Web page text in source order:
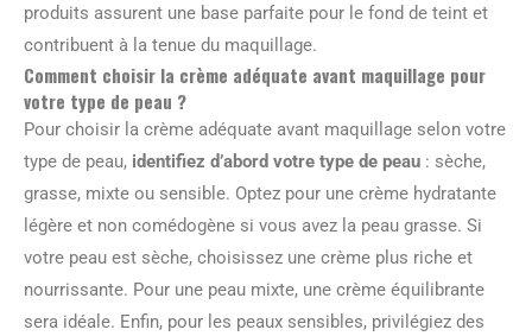
produits assurent une base parfaite pour le fond de teint et
contribuent à la tenue du maquillage.
Comment choisir la crème adéquate avant maquillage pour
votre type de peau ?
Pour choisir la crème adéquate avant maquillage selon votre
type de peau, identifiez d’abord votre type de peau : sèche,
grasse, mixte ou sensible. Optez pour une crème hydratante
légère et non comédogène si vous avez la peau grasse. Si
votre peau est sèche, choisissez une crème plus riche et
nourrissante. Pour une peau mixte, une crème équilibrante
sera idéale. Enfin, pour les peaux sensibles, privilégiez des